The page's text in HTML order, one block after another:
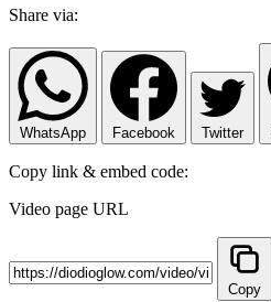
Share via:
WhatsApp Facebook Twitter
Copy link & embed code:
Video page URL
Copy